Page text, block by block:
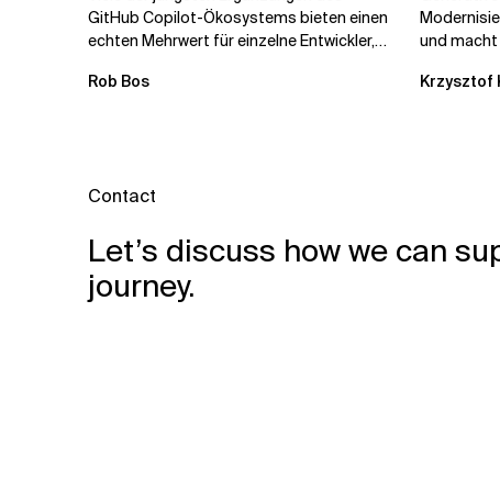
GitHub Copilot-Ökosystems bieten einen
echten Mehrwert für einzelne Entwickler,
Rob Bos
und macht
Krzysztof
Contact
Let’s discuss how we can
journey.